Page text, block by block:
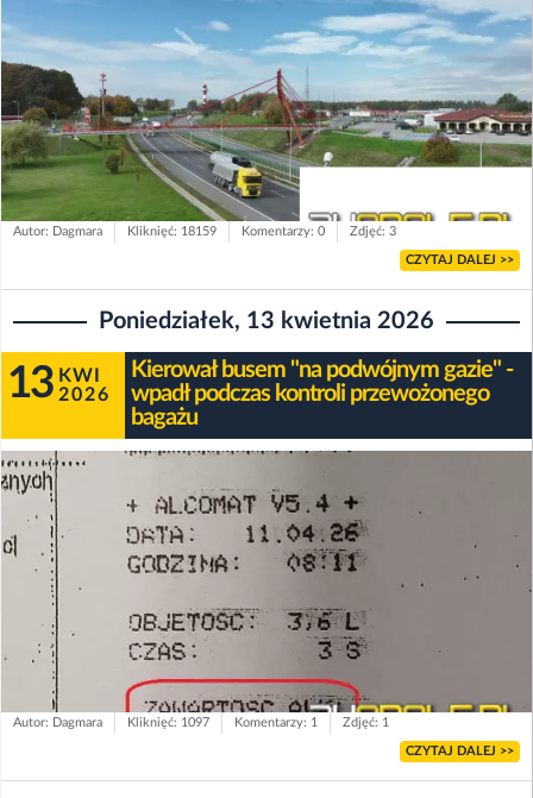
Autor: Dagmara Kliknięć: 18159 Komentarzy: 0 Zdjęć: 3
CZYTAJ DALEJ >>
Poniedziałek, 13 kwietnia 2026
13 KWI
2026
Kierował busem "na podwójnym gazie" -
wpadł podczas kontroli przewożonego
bagażu
Autor: Dagmara Kliknięć: 1097 Komentarzy: 1 Zdjęć: 1
CZYTAJ DALEJ >>